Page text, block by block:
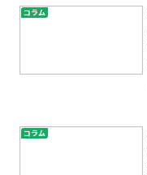
コラム
コラム